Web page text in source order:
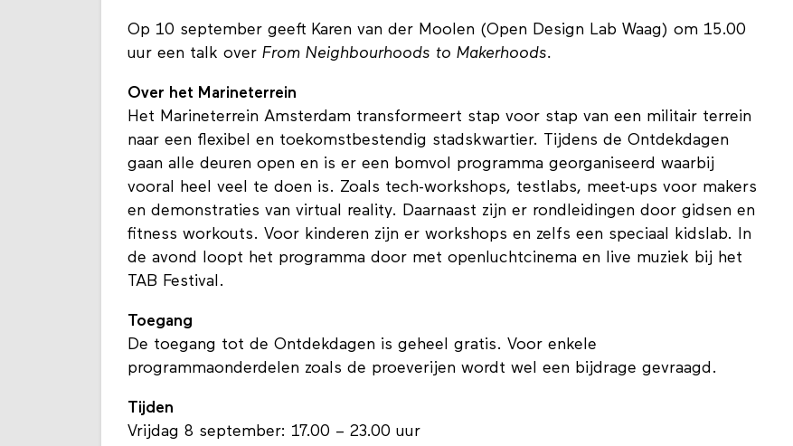
Op 10 september geeft Karen van der Moolen (Open Design Lab Waag) om 15.00
uur een talk over From Neighbourhoods to Makerhoods.
Over het Marineterrein
Het Marineterrein Amsterdam transformeert stap voor stap van een militair terrein
naar een flexibel en toekomstbestendig stadskwartier. Tijdens de Ontdekdagen
gaan alle deuren open en is er een bomvol programma georganiseerd waarbij
vooral heel veel te doen is. Zoals tech-workshops, testlabs, meet-ups voor makers
en demonstraties van virtual reality. Daarnaast zijn er rondleidingen door gidsen en
fitness workouts. Voor kinderen zijn er workshops en zelfs een speciaal kidslab. In
de avond loopt het programma door met openluchtcinema en live muziek bij het
TAB Festival.
Toegang
De toegang tot de Ontdekdagen is geheel gratis. Voor enkele
programmaonderdelen zoals de proeverijen wordt wel een bijdrage gevraagd.
Tijden
Vrijdag 8 september: 17.00 – 23.00 uur